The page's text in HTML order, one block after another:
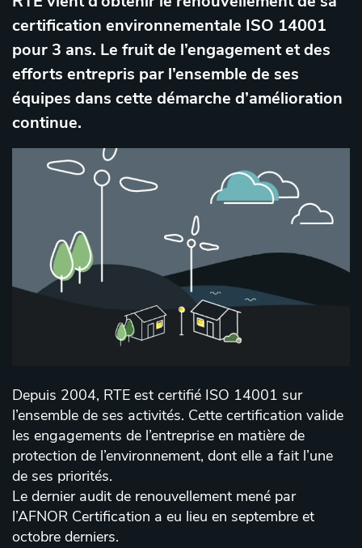
certification environnementale ISO 14001
pour 3 ans. Le fruit de l’engagement et des
efforts entrepris par l’ensemble de ses
équipes dans cette démarche d’amélioration
continue.
Depuis 2004, RTE est certifié ISO 14001 sur
l’ensemble de ses activités. Cette certification valide
les engagements de l’entreprise en matière de
protection de l’environnement, dont elle a fait l’une
de ses priorités.
Le dernier audit de renouvellement mené par
l’AFNOR Certification a eu lieu en septembre et
octobre derniers.